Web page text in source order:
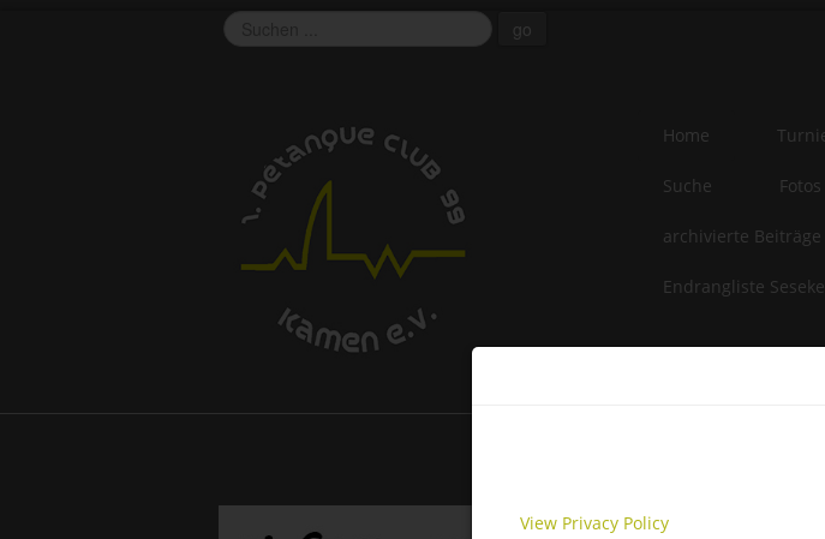
go
Home
Suche
archivierte Beiträge
Endrangliste
View Privacy Policy